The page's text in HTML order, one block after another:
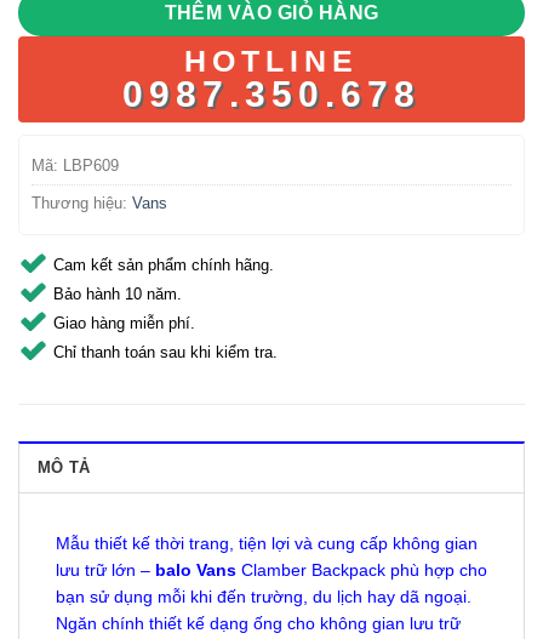
THÊM VÀO GIỎ HÀNG
HOTLINE
0987.350.678
Mã: LBP609
Thương hiệu: Vans
Cam kết sản phẩm chính hãng.
Bảo hành 10 năm.
Giao hàng miễn phí.
Chỉ thanh toán sau khi kiểm tra.
MÔ TẢ
Mẫu thiết kế thời trang, tiện lợi và cung cấp không gian
lưu trữ lớn – balo Vans Clamber Backpack phù hợp cho
bạn sử dụng mỗi khi đến trường, du lịch hay dã ngoại.
Ngăn chính thiết kế dạng ống cho không gian lưu trữ